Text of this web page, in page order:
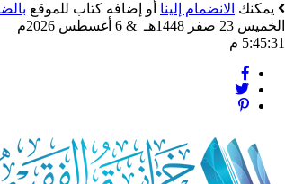
يمكنك الانضمام إلينا أو إضافه كتاب للموقع
الخميس 23 صفر 1448هـ & 6 أغسطس 2026م
5:45:34 م